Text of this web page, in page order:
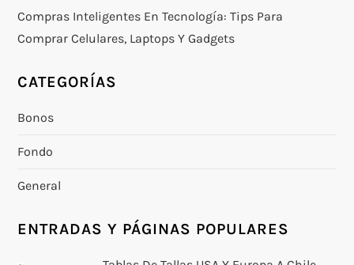
Compras Inteligentes En Tecnología: Tips Para
Comprar Celulares, Laptops Y Gadgets
CATEGORÍAS
Bonos
Fondo
General
ENTRADAS Y PÁGINAS POPULARES